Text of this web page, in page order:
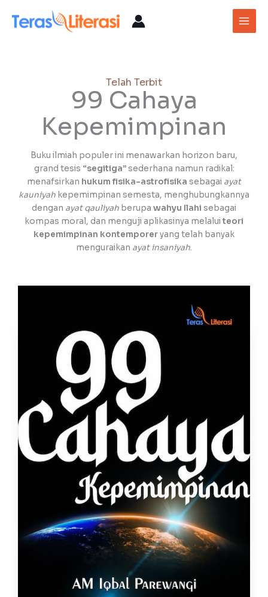
Main
Telah Terbit
99 Cahaya
Kepemimpinan
Buku ilmiah populer ini menawarkan horizon baru,
grand tesis “segitiga”sederhana namun radikal:
menafsirkan hukum fisika-astrofisika sebagai ayat
kauniyah kepemimpinan semesta, menghubungkannya
dengan ayat qauliyah berupa wahyu Ilahi sebagai
kompas moral, dan menguji aplikasinya melalui teori
kepemimpinan kontemporeryang telah banyak
menguraikan ayat insaniyah.